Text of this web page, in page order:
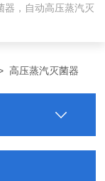
器，自动高压蒸汽灭
高压蒸汽灭菌器